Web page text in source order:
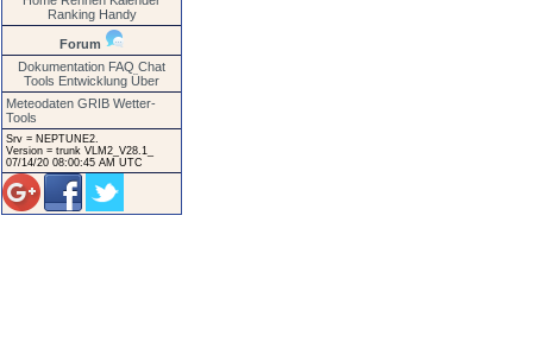
Ranking Handy
Forum
Dokumentation FAQ Chat
Tools Entwicklung Über
Meteodaten GRIB Wetter-
Tools
Srv = NEPTUNE2.
Version = trunk VLM2_V28.1_
07/14/20 08:00:45 AM UTC